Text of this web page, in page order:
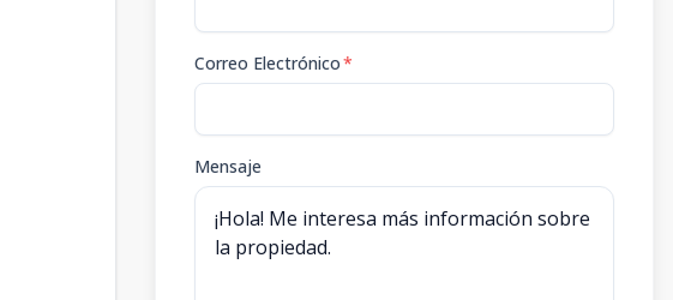
Correo Electrónico*
Mensaje